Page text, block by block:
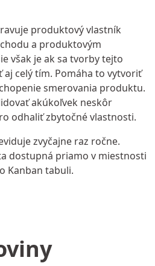
produktový vlastník
a produktovým
však je ak sa tvorby tejto
aj celý tím. Pomáha to vytvoriť
smerovania produktu.
akúkoľvek neskôr
odhaliť zbytočné vlastnosti.
zvyčajne raz ročne.
dostupná priamo v miestnosti
Kanban tabuli.